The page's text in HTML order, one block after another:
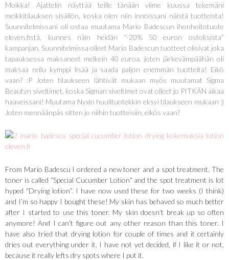
Moikka! Ajattelin näyttää teille tänään viime kuussa tekemäni
meikkitilauksen sisällön, koska olen niin innoissani näistä tuotteista!
Suunnitelmissani oli ostaa muutama Mario Badescun ihonhoitotuote
eleven.fistä, kunnes näin heidän ”-20% 50 euron ostoksista”
kampanjan. Suunnitelmissa olleet Mario Badescun tuotteet olisivat joka
tapauksessa maksaneet melkein 40 euroa, joten järkevämpäähän oli
maksaa reilu kymppi lisää ja saada paljon enemmän tuotteita! Eikö
vaan? :P Joten tilaukseen lähtivät mukaan myös muutamat Sigma
Beautyn siveltimet, koska Sigman siveltimet ovat olleet jo PITKÄN aikaa
haaveissani! Muutama Nyxin huulituotekkin eksyi tilaukseen mukaan :)
Joten mennäänpäs sitten jo niihin tuotteisiin, eikös vaan?
From Mario Badescu I ordered a new toner and a spot treatment. The
toner is called “Special Cucumber Lotion” and the spot treatment is lot
hyped “Drying lotion”. I have now used these for two weeks (I think)
and I’m so happy I bought these! My skin has behaved so much better
after I started to use this toner. My skin doesn’t break up so often
anymore! And I can’t figure out any other reason than this toner. I
have also tried that drying lotion for couple of times and it certainly
dries out everything under it. I have not yet decided, if I like it or not,
because it really lefts dry spots where I put it.